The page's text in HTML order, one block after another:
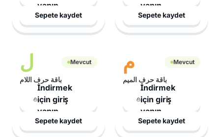
yapın
Sepete kaydet
yapın
Sepete kaydet
ل Mevcut
باقة حرف اللام
İndirmek
için giriş
yapın
Sepete kaydet
م Mevcut
باقة حرف الميم
İndirmek
için giriş
yapın
Sepete kaydet